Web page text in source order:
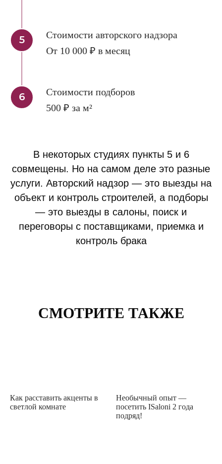
Стоимости авторского надзора
От 10 000 ₽ в месяц
Стоимости подборов
500 ₽ за м²
В некоторых студиях пункты 5 и 6
совмещены. Но на самом деле это разные
услуги. Авторский надзор — это выезды на
объект и контроль строителей, а подборы
— это выезды в салоны, поиск и
переговоры с поставщиками, приемка и
контроль брака
СМОТРИТЕ ТАКЖЕ
Как расставить акценты в
светлой комнате
Необычный опыт —
посетить ISaloni 2 года
подряд!